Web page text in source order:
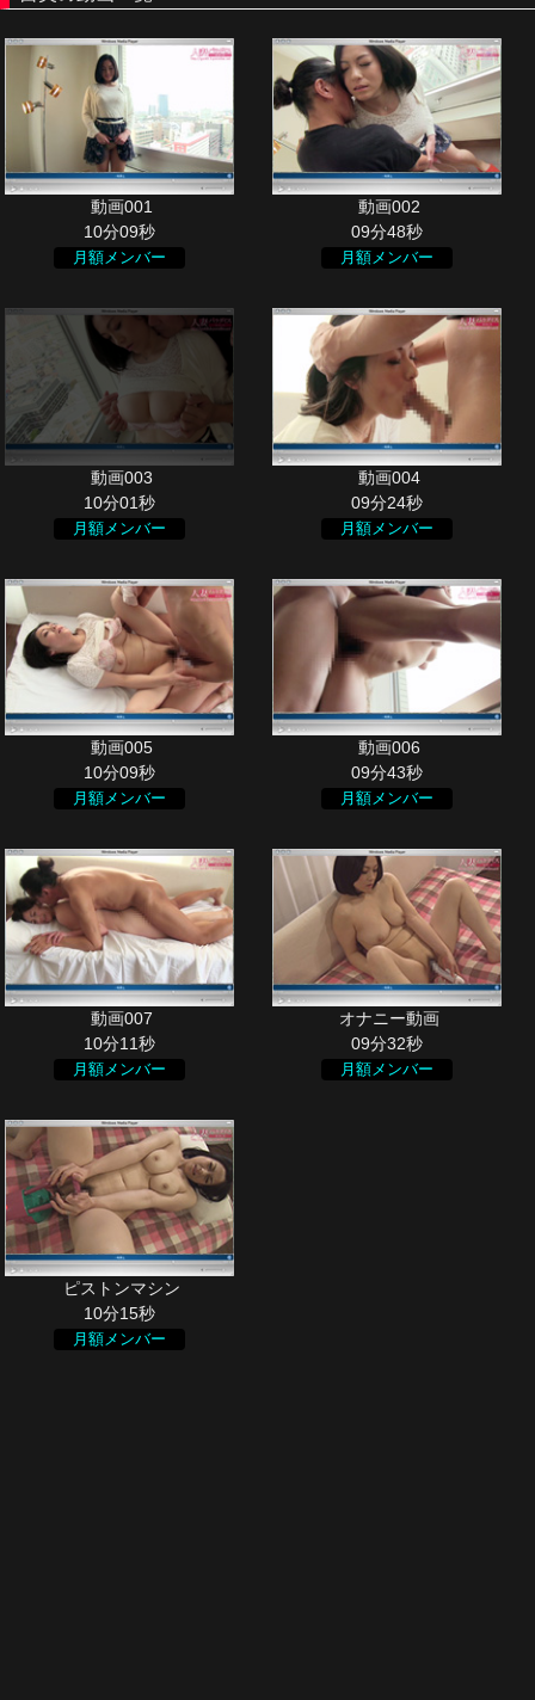
10分09秒
月額メンバー
09分48秒
月額メンバー
10分01秒
月額メンバー
09分24秒
月額メンバー
10分09秒
月額メンバー
09分43秒
月額メンバー
10分11秒
月額メンバー
09分32秒
月額メンバー
10分15秒
月額メンバー